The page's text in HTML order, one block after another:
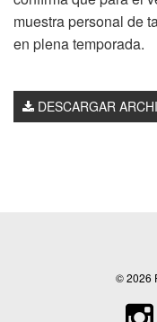
muestra personal de
en plena temporada.
DESCARGAR
© 2026